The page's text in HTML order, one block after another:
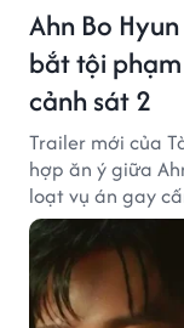
Ahn Bo
bắt tội
cảnh sát 2
Trailer mới của
hợp ăn ý giữa
loạt vụ án gay